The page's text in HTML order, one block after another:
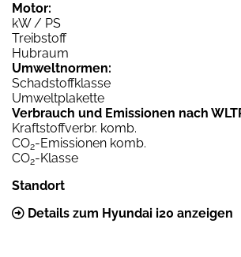
Motor:
kW / PS
Treibstoff
Hubraum
Umweltnormen:
Schadstoffklasse
Umweltplakette
Verbrauch und Emissionen nach
Kraftstoffverbr. komb.
CO2-Emissionen komb.
CO2-Klasse
Standort
Details zum Hyundai i20 anzeigen